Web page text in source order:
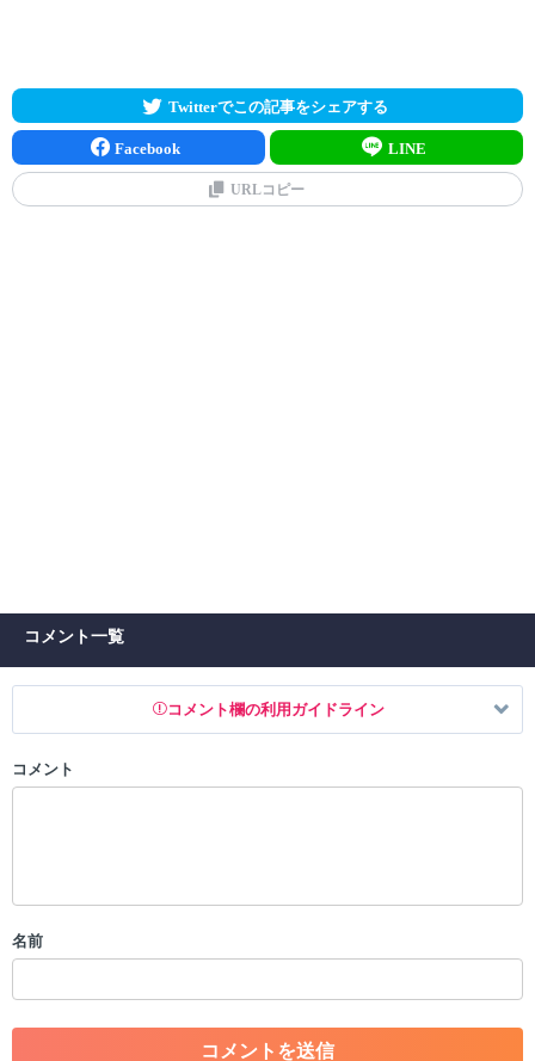
Twitterでこの記事をシェアする
Facebook LINE
URLコピー
コメント一覧
コメント欄の利用ガイドライン
以下の書き込みを禁止とし、場合によってはコメント削除や書き込み制
・一度削除された投稿を再び投稿すること
・アカウントの売買など金銭が絡む内容の投稿
・各ゲームのネタバレを含む内容の投稿
・その他、管理者が不適切と判断した投稿
コメント
名前